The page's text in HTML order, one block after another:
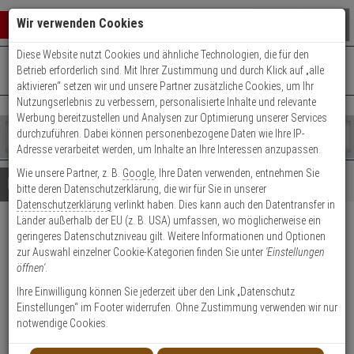
Warenkorb schließen
0 ARTIKEL IM WARENKORB
Ihr Warenkorb ist momentan leer.
Ergebnisse ()
Fertig
Shop
durchsuchen
Bitte
geben
Sie
mindestens
Zeichen
ein,
um
Suche
Es
wurde
noch
Kategorien
Suche
gestartet
+49 (0)821 899 493-0Mo. - Do.: 8:00 - 16:30 | Fr.: 8:00 - 14:00 Uhr
Kontaktservice nutzen
Details Beratung
30mm Verlängerungssatz für
WLX/CLX Zylinder
Produktmerkmale
Datenblatt drucken
Wir verwenden Cookies
Diese Website nutzt Cookies und ähnliche Technologien, die für den
Betrieb erforderlich sind. Mit Ihrer Zustimmung und durch Klick auf „alle
aktivieren“ setzen wir und unsere Partner zusätzliche Cookies, um Ihr
Nutzungserlebnis zu verbessern, personalisierte Inhalte und relevante
Werbung bereitzustellen und Analysen zur Optimierung unserer Services
durchzuführen. Dabei können personenbezogene Daten wie Ihre IP-
Adresse verarbeitet werden, um Inhalte an Ihre Interessen anzupassen.
Wie unsere Partner, z. B. Google , Ihre Daten verwenden, entnehmen Sie
bitte deren Datenschutzerklärung, die wir für Sie in unserer
Datenschutzerklärung verlinkt haben. Dies kann auch den Datentransfer in
Länder außerhalb der EU (z. B. USA) umfassen, wo möglicherweise ein
geringeres Datenschutzniveau gilt. Weitere Informationen und Optionen
zur Auswahl einzelner Cookie-Kategorien finden Sie unter 'Einstellungen
öffnen'.
Ihre Einwilligung können Sie jederzeit über den Link „Datenschutz
Einstellungen“ im Footer widerrufen. Ohne Zustimmung verwenden wir nur
notwendige Cookies.